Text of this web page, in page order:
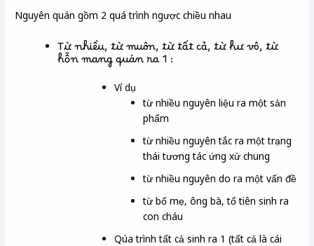
Nguyên quán gồm 2 quá trình ngược chiều nhau
Từ nhiều, từ muôn, từ tất cả, từ hư vô, từ
hỗn mang quán ra 1 :
Ví dụ
từ nhiều nguyên liệu ra một sản
phẩm
từ nhiều nguyên tắc ra một trạng
thái tương tác ứng xử chung
từ nhiều nguyên do ra một vấn đề
từ bố mẹ, ông bà, tổ tiên sinh ra
con cháu
Qúa trình tất cả sinh ra 1 (tất cả là cái